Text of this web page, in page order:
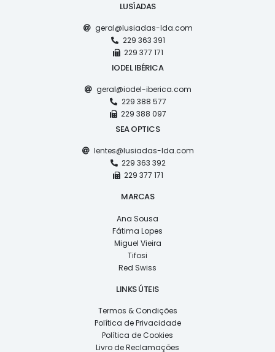
LUSÍADAS
geral@lusiadas-lda.com
229 363 391
229 377 171
IODEL IBÉRICA
geral@iodel-iberica.com
229 388 577
229 388 097
SEA OPTICS
lentes@lusiadas-lda.com
229 363 392
229 377 171
MARCAS
Ana Sousa
Fátima Lopes
Miguel Vieira
Tifosi
Red Swiss
LINKS ÚTEIS
Termos & Condições
Política de Privacidade
Política de Cookies
Livro de Reclamações